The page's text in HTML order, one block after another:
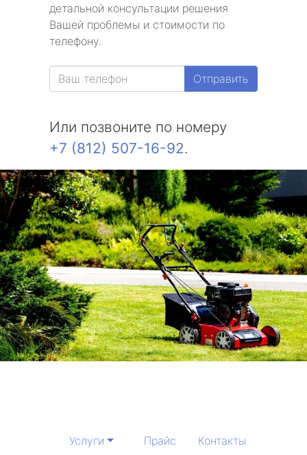
детальной консультации решения
Вашей проблемы и стоимости по
телефону.
Отправить
Или позвоните по номеру
+7 (812) 507-16-92.
Услуги Прайс Контакты